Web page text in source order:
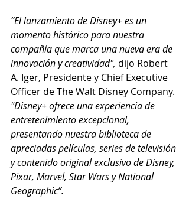
“El lanzamiento de Disney+ es un
momento histórico para nuestra
compañía que marca una nueva era de
innovación y creatividad", dijo Robert
A. Iger, Presidente y Chief Executive
Officer de The Walt Disney Company.
"Disney+ ofrece una experiencia de
entretenimiento excepcional,
presentando nuestra biblioteca de
apreciadas películas, series de televisión
y contenido original exclusivo de Disney,
Pixar, Marvel, Star Wars y National
Geographic”.